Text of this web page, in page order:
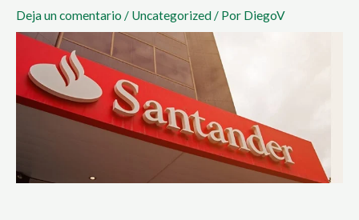
Deja un comentario / Uncategorized/ Por DiegoV